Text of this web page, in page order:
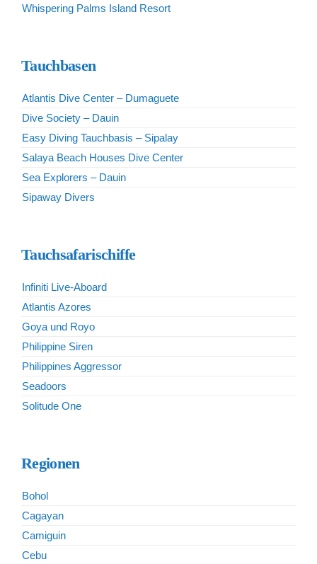
Whispering Palms Island Resort
Tauchbasen
Atlantis Dive Center – Dumaguete
Dive Society – Dauin
Easy Diving Tauchbasis – Sipalay
Salaya Beach Houses Dive Center
Sea Explorers – Dauin
Sipaway Divers
Tauchsafarischiffe
Infiniti Live-Aboard
Atlantis Azores
Goya und Royo
Philippine Siren
Philippines Aggressor
Seadoors
Solitude One
Regionen
Bohol
Cagayan
Camiguin
Cebu